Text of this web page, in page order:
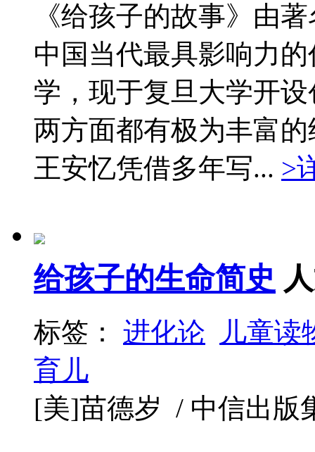
《给孩子的故事》由
中国当代最具影响力
学，现于复旦大学开
两方面都有极为丰富
王安忆凭借多年写... >
给孩子的生命简史
标签： 进化论
儿童读
育儿
[美]苗德岁 / 中信出版